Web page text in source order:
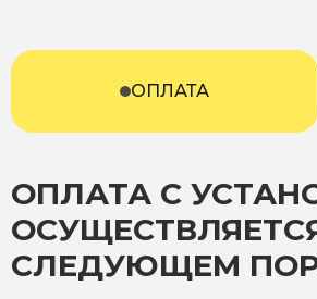
ОПЛАТА
ОПЛАТА С
СЛЕДУЮЩЕМ